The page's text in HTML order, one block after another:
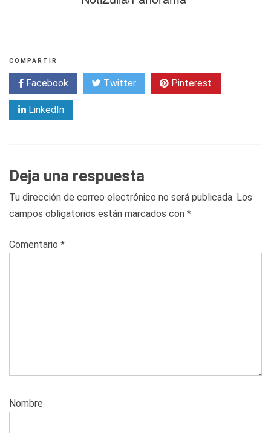
COMPARTIR
Facebook Twitter Pinterest
LinkedIn
Deja una respuesta
Tu dirección de correo electrónico no será publicada. Los
campos obligatorios están marcados con *
Comentario *
Nombre